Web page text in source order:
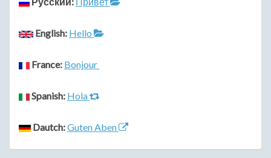
English: Hello
France: Bonjour
Spanish: Hola
Dautch:Guten Aben